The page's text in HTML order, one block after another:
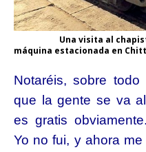
Una visita al chapista
máquina estacionada en
Notaréis, sobre
que la gente se va
es gratis
Yo no fui, y ahora